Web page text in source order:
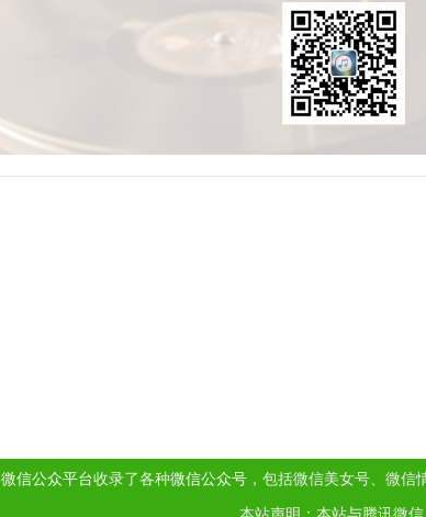
微信公众平台收录了各种微信公众号 ，包括微信美女号、微
本站声明：本站与腾讯微信